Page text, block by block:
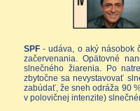
SPF - udáva, o aký násobok
začervenania. Opätovné
slnečného žiarenia. Po
zbytočne sa nevystavovať
zabúdať, že sneh odráža 90
v polovičnej intenzite)